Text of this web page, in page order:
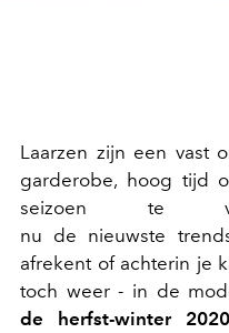
Laarzen zijn een vast
garderobe, hoog tijd
seizoen te
nu de nieuwste
afrekent of achterin je
toch weer - in de
de herfst-winter 2020